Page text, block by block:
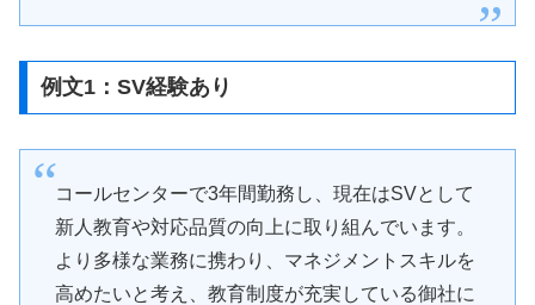
例文1：SV経験あり
コールセンターで3年間勤務し、現在はSVとして
新人教育や対応品質の向上に取り組んでいます。
より多様な業務に携わり、マネジメントスキルを
高めたいと考え、教育制度が充実している御社に